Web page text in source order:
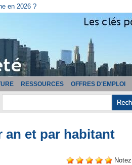
RESSOURCES OFFRES D'EMPLOI
an et par habitant
Notez